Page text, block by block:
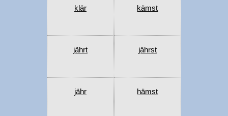
klär kämst
jährt jährst
jähr hämst